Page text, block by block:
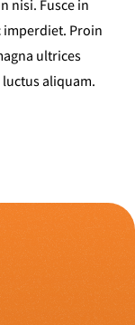
nisi. Fusce in
imperdiet. Proin
ultrices
luctus aliquam.